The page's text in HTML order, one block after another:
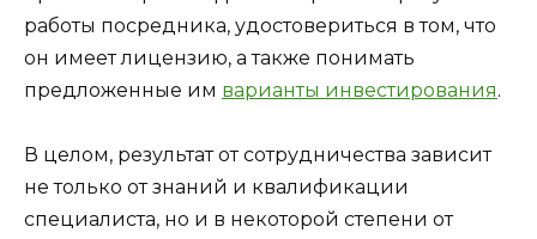
работы посредника, удостовериться в том, что
он имеет лицензию, а также понимать
предложенные им варианты инвестирования.
В целом, результат от сотрудничества зависит
не только от знаний и квалификации
специалиста, но и в некоторой степени от